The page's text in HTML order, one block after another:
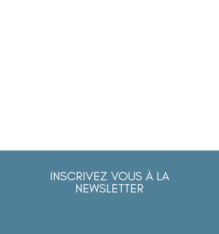
INSCRIVEZ VOUS À LA
NEWSLETTER